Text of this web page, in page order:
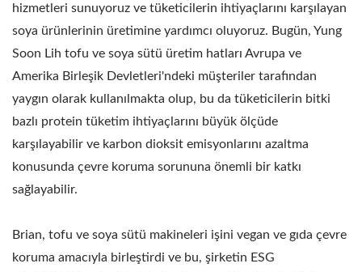
hizmetleri sunuyoruz ve tüketicilerin ihtiyaçlarını karşılayan
soya ürünlerinin üretimine yardımcı oluyoruz. Bugün, Yung
Soon Lih tofu ve soya sütü üretim hatları Avrupa ve
Amerika Birleşik Devletleri'ndeki müşteriler tarafından
yaygın olarak kullanılmakta olup, bu da tüketicilerin bitki
bazlı protein tüketim ihtiyaçlarını büyük ölçüde
karşılayabilir ve karbon dioksit emisyonlarını azaltma
konusunda çevre koruma sorununa önemli bir katkı
sağlayabilir.
Brian, tofu ve soya sütü makineleri işini vegan ve gıda çevre
koruma amacıyla birleştirdi ve bu, şirketin ESG